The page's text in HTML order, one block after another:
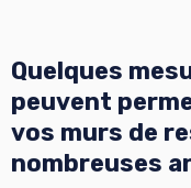
Quelques
peuvent
vos murs de
nombreuses